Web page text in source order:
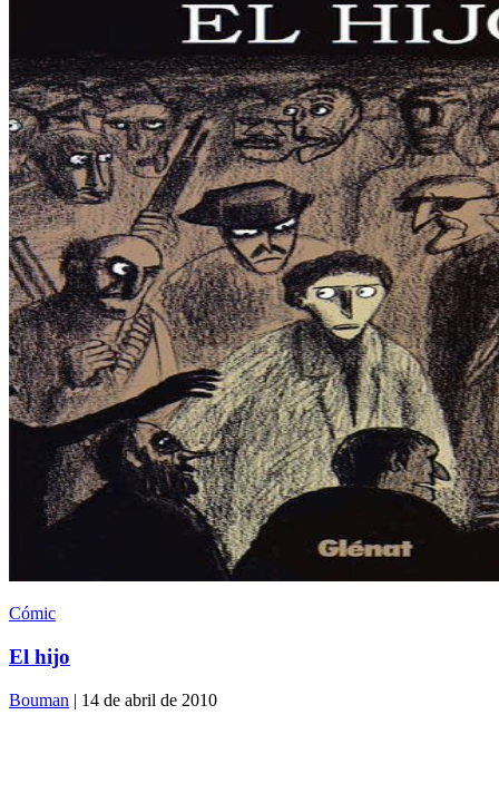
Cómic
El hijo
Bouman | 14 de abril de 2010